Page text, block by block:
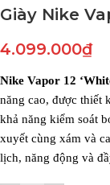
Giày Nike
4.099.000₫
Nike Vapor 12
năng cao, được thiết
khả năng kiểm soát
xuyết cùng xám và
lịch, năng động và